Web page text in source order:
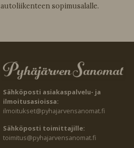
autoliikenteen sopimusalalle.
Sähköposti asiakaspalvelu- ja
ilmoitusasioissa:
ilmoitukset@pyhajarvensanomat.fi
Sähköposti toimittajille:
toimitus@pyhajarvensanomat.fi